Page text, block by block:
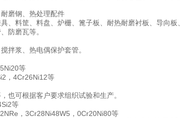
磨钢、热处理配件
、料筐、料盘、炉栅、篦子板、耐热耐磨衬板、导向
防磨瓦等。
拌浆、热电偶保护套管。
等
，4Cr26Ni12等
也可根据客户要求组织试验和生产。
等
，3Cr28Ni48W5，0Cr20Ni80等